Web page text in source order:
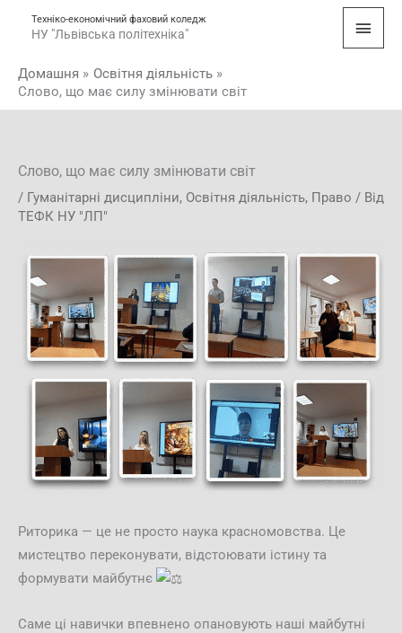
Техніко-економічний фаховий коледж
НУ "Львівська політехніка"
Домашня
Освітня діяльність
Слово, що має силу змінювати світ
Слово, що має силу змінювати світ
/ Гуманітарні дисципліни, Освітня діяльність, Право / Від
ТЕФК НУ "ЛП"
Риторика — це не просто наука красномовства. Це
мистецтво переконувати, відстоювати істину та
формувати майбутнє
Саме ці навички впевнено опановують наші майбутні